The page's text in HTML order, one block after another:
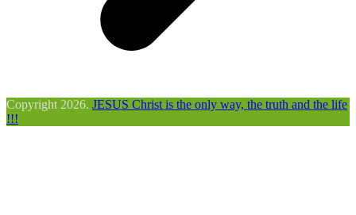
Copyright 2026. JESUS Christ is the only way, the truth and the life
!!!